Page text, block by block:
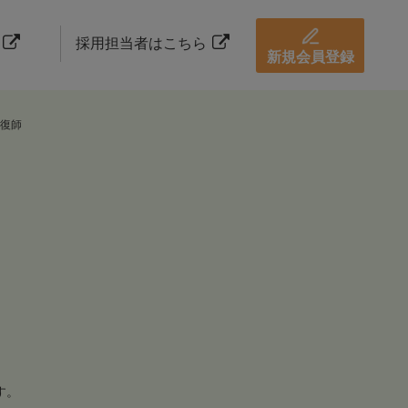
採用担当者はこちら
新規会員登録
師